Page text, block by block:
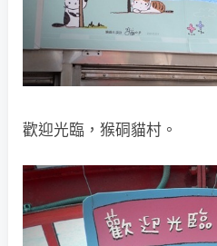
歡迎光臨，猴硐貓村。